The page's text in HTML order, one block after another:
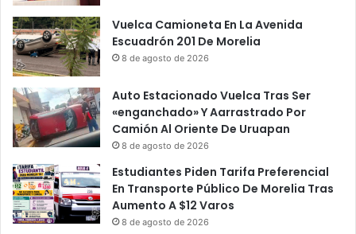
n
P
e
g
a
m
e
n
t
P
a
r
a
C
o
n
L
a
U
n
i
v
r
s
i
d
Vuelca Camioneta En La Avenida
Escuadrón 201 De Morelia
8 de agosto de 2026
Auto Estacionado Vuelca Tras Ser
«enganchado» Y Aarrastrado Por
Camión Al Oriente De Uruapan
8 de agosto de 2026
Estudiantes Piden Tarifa Preferencial
En Transporte Público De Morelia Tras
Aumento A $12 Varos
8 de agosto de 2026